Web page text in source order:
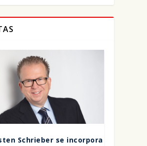
Schrie­ber se incor­po­ra